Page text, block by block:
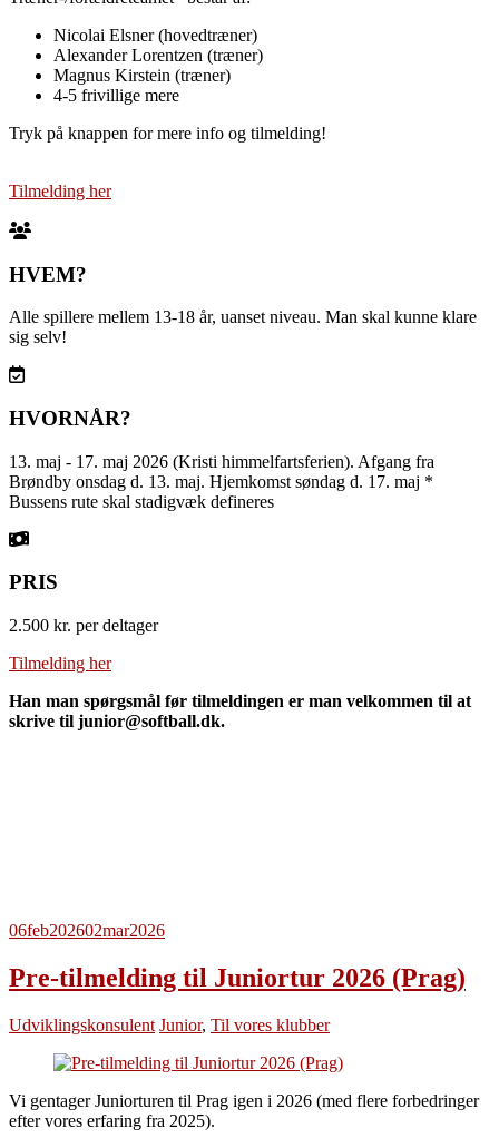
Nicolai Elsner (hovedtræner)
Alexander Lorentzen (træner)
Magnus Kirstein (træner)
4-5 frivillige mere
Tryk på knappen for mere info og tilmelding!
Tilmelding her
HVEM?
Alle spillere mellem 13-18 år, uanset niveau. Man skal kunne klare
sig selv!
HVORNÅR?
13. maj - 17. maj 2026 (Kristi himmelfartsferien). Afgang fra
Brøndby onsdag d. 13. maj. Hjemkomst søndag d. 17. maj *
Bussens rute skal stadigvæk defineres
PRIS
2.500 kr. per deltager
Tilmelding her
Han man spørgsmål før tilmeldingen er man velkommen til at
skrive til junior@softball.dk.
06feb202602mar2026
Pre-tilmelding til Juniortur 2026 (Prag)
Udviklingskonsulent Junior, Til vores klubber
Vi gentager Juniorturen til Prag igen i 2026 (med flere forbedringer
efter vores erfaring fra 2025).